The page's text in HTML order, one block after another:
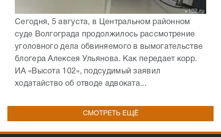
Сегодня, 5 августа, в Центральном районном
суде Волгограда продолжилось рассмотрение
уголовного дела обвиняемого в вымогательстве
блогера Алексея Ульянова. Как передает корр.
ИА «Высота 102», подсудимый заявил
ходатайство об отводе адвоката...
СМОТРЕТЬ ЕЩЁ